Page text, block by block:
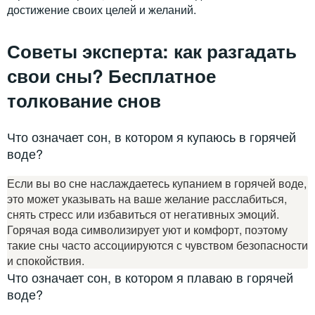
достижение своих целей и желаний.
Советы эксперта: как разгадать
свои сны? Бесплатное
толкование снов
Что означает сон, в котором я купаюсь в горячей
воде?
Если вы во сне наслаждаетесь купанием в горячей воде,
это может указывать на ваше желание расслабиться,
снять стресс или избавиться от негативных эмоций.
Горячая вода символизирует уют и комфорт, поэтому
такие сны часто ассоциируются с чувством безопасности
и спокойствия.
Что означает сон, в котором я плаваю в горячей
воде?